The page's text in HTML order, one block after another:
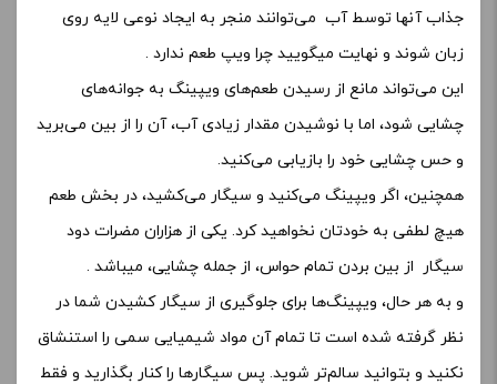
جذاب آنها توسط آب می‌توانند منجر به ایجاد نوعی لایه روی
زبان شوند و نهایت میگویید چرا ویپ طعم ندارد .
این می‌تواند مانع از رسیدن طعم‌های ویپینگ به جوانه‌های
چشایی شود، اما با نوشیدن مقدار زیادی آب، آن را از بین می‌برید
و حس چشایی خود را بازیابی می‌کنید.
همچنین، اگر ویپینگ می‌کنید و سیگار می‌کشید، در بخش طعم
هیچ لطفی به خودتان نخواهید کرد. یکی از هزاران مضرات دود
سیگار از بین بردن تمام حواس، از جمله چشایی، میباشد .
و به هر حال، ویپینگ‌ها برای جلوگیری از سیگار کشیدن شما در
نظر گرفته شده‌ است تا تمام آن مواد شیمیایی سمی را استنشاق
نکنید و بتوانید سالم‌تر شوید. پس سیگارها را کنار بگذارید و فقط